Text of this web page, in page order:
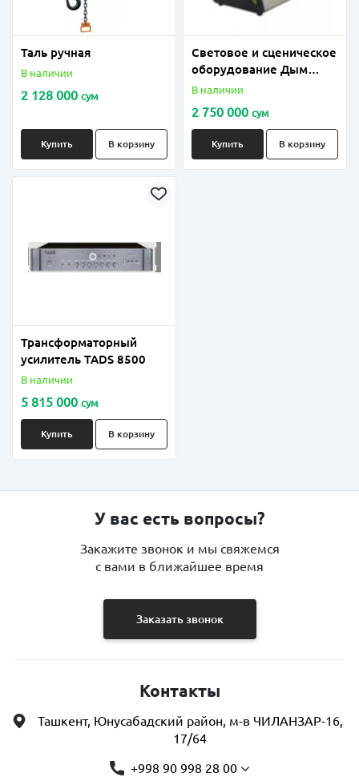
Таль ручная
В наличии
2 128 000 сум
Купить В корзину
Световое и сценическое
оборудование Дым
машина LOOKELK-H002
В наличии
2 750 000 сум
Купить В корзину
Трансформаторный
усилитель TADS 8500
В наличии
5 815 000 сум
Купить В корзину
У вас есть вопросы?
Закажите звонок и мы свяжемся
с вами в ближайшее время
Заказать звонок
Контакты
Ташкент, Юнусабадский район, м-в ЧИЛАНЗАР-16,
17/64
+998 90 998 28 00